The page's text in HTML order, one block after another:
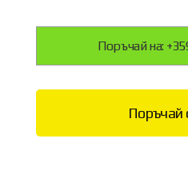
Поръчай на:
Поръчай